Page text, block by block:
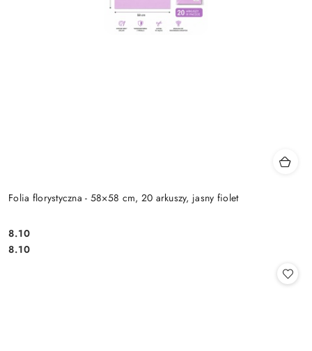
Folia florystyczna - 58×58 cm, 20 arkuszy, jasny fiolet
Cena:
8.10
Cena:
8.10